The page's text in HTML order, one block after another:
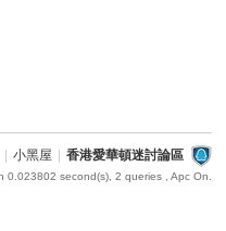
小黑屋 香港愛華頓迷討論區
0.023802 second(s), 2 queries , Apc On.